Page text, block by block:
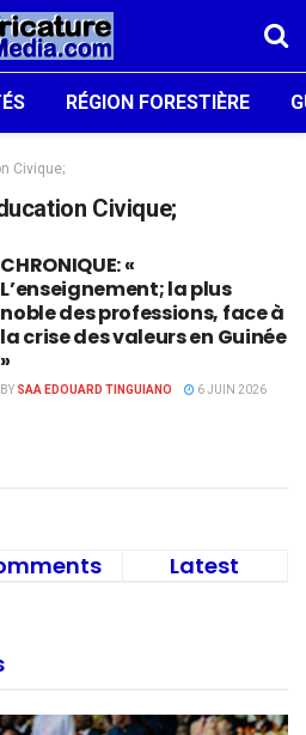
RÉGION FORESTIÈRE
Civique;
Civique;
CHRONIQUE: «
L’enseignement; la plus
noble des professions, face à
la crise des valeurs en Guinée
»
BY SAA EDOUARD TINGUIANO 6 JUIN 2026
Latest